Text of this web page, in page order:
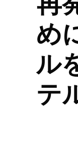
め
ル
テ